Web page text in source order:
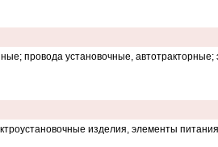
провода установочные,
изделия, элементы